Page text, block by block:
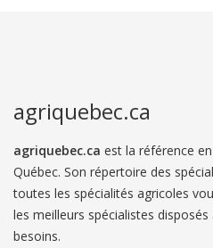
agriquebec.ca
agriquebec.ca est la référence
Québec. Son répertoire des
toutes les spécialités agricoles
les meilleurs spécialistes
besoins.